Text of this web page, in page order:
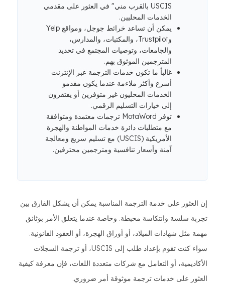
USCIS بالقرب مني" في العثور على مقدمي
الخدمات المحليين.
يمكن أن تساعد خرائط جوجل، ومواقع Yelp
وTrustpilot، والمكتبات، والمدارس،
والجامعات، وتوصيات المجتمع في تحديد
المترجمين الموثوق بهم.
غالباً ما تكون خدمات الترجمة عبر الإنترنت
أسرع وأكثر ملاءمة عندما يكون مقدمو
الخدمات المحليون غير متوفرين أو يفتقرون
إلى خيارات التسليم الرقمي.
توفر MotaWord ترجمات معتمدة ومتوافقة
مع متطلبات دائرة خدمات المواطنة والهجرة
الأمريكية (USCIS) مع تسليم سريع ومعالجة
آمنة وأسعار تنافسية ومترجمين محترفين.
إن العثور على خدمة الترجمة المناسبة يمكن أن يشكل الفارق بين
تجربة سلسة وانتكاسة محبطة. وخاصة عندما يتعلق الأمر بوثائق
مهمة مثل شهادات الميلاد، أو أوراق الهجرة، أو العقود القانونية.
سواء كنت تقوم بإعداد طلب إلى USCIS، أو ترجمة السجلات
الأكاديمية، أو التعامل مع شركات متعددة اللغات، فإن معرفة كيفية
العثور على خدمات ترجمة موثوقة أمر ضروري.